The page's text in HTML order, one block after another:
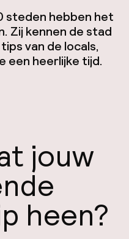
steden hebben het
Zij kennen de stad
van de locals,
een heerlijke tijd.
jouw
heen?